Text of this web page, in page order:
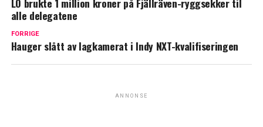
LO brukte 1 million kroner på Fjällräven-ryggsekker til
alle delegatene
FORRIGE
Hauger slått av lagkamerat i Indy NXT-kvalifiseringen
ANNONSE